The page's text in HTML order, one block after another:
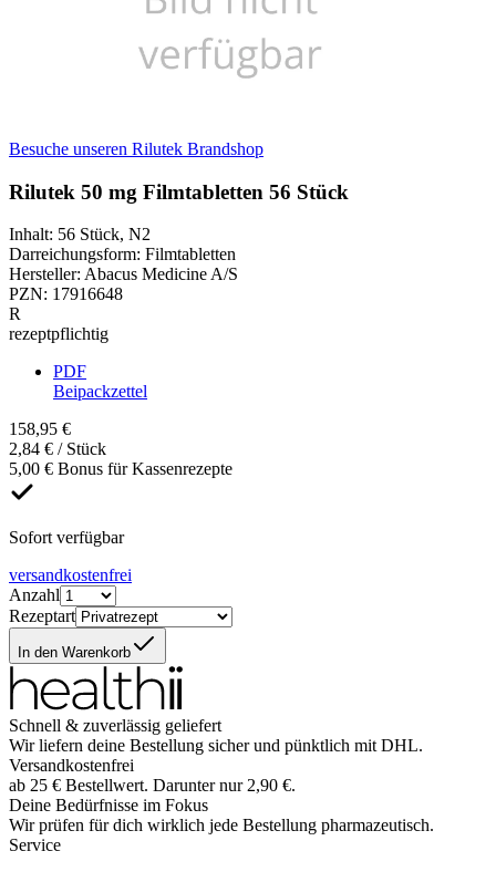
Besuche unseren Rilutek Brandshop
Rilutek 50 mg Filmtabletten 56 Stück
Inhalt: 56 Stück, N2
Darreichungsform: Filmtabletten
Hersteller: Abacus Medicine A/S
PZN: 17916648
R
rezeptpflichtig
PDF
Beipackzettel
158,95 €
2,84 € / Stück
5,00 € Bonus für Kassenrezepte
Sofort verfügbar
versandkostenfrei
Anzahl
Rezeptart
In den Warenkorb
Schnell & zuverlässig geliefert
Wir liefern deine Bestellung sicher und pünktlich mit DHL.
Versandkostenfrei
ab 25 € Bestellwert. Darunter nur 2,90 €.
Deine Bedürfnisse im Fokus
Wir prüfen für dich wirklich jede Bestellung pharmazeutisch.
Service